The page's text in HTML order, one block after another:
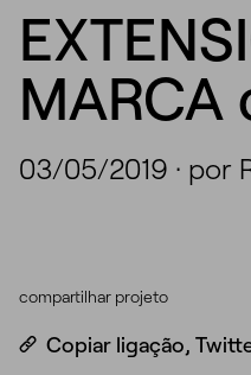
MARCA
03/05/2019 · por
compartilhar projeto
Copiar ligação,